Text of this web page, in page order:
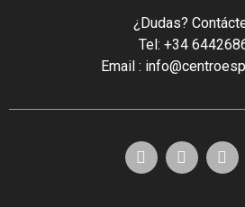
¿Dudas?
Tel: +34
Email :